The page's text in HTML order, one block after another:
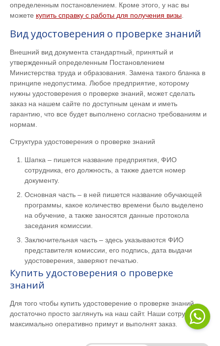
определенным постановлением. Кроме этого, у нас вы
можете купить справку с работы для получения визы
Вид удостоверения о проверке знаний
Внешний вид документа стандартный, принятый и
утвержденный определенным Постановлением
Министерства труда и образования. Замена такого бланка в
принципе недопустима. Любое предприятие, которому
нужны удостоверения о проверке знаний, может сделать
заказ на нашем сайте по доступным ценам и иметь
гарантию, что все будет выполнено согласно требованиям и
нормам.
Структура удостоверения о проверке знаний
Шапка – пишется название предприятия, ФИО
сотрудника, его должность, а также дается номер
документу.
Основная часть – в ней пишется название обучающей
программы, какое количество времени было выделено
на обучение, а также заносятся данные протокола
заседания комиссии.
Заключительная часть – здесь указываются ФИО
представителя комиссии, его подпись, дата выдачи
удостоверения, заверяют печатью.
Купить удостоверения о проверке
знаний
Для того чтобы купить удостоверение о проверке знаний,
достаточно просто заглянуть на наш сайт. Наши сотрудники
максимально оперативно примут и выполнят заказ.